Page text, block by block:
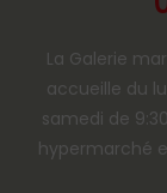
La Galerie
accueille du
samedi de
hypermarché